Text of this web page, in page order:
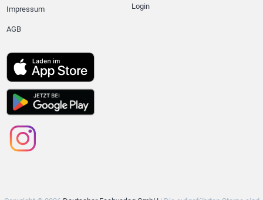
Impressum
AGB
Login